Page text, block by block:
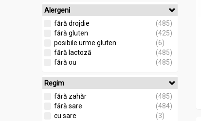
Alergeni
fără drojdie
(485)
fără gluten
(425)
posibile urme gluten
(6)
fără lactoză
(485)
fără ou
(485)
Regim
fără zahăr
(485)
fără sare
(484)
cu sare
(3)